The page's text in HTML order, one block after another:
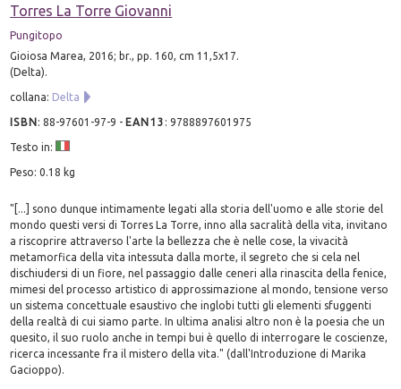
Torres La Torre Giovanni
Pungitopo
Gioiosa Marea, 2016; br., pp. 160, cm 11,5x17.
(Delta).
collana: Delta
ISBN:88-97601-97-9 - EAN13 :9788897601975
Testo in:
Peso: 0.18 kg
"[...] sono dunque intimamente legati alla storia dell'uomo e alle storie del
mondo questi versi di Torres La Torre, inno alla sacralità della vita, invitano
a riscoprire attraverso l'arte la bellezza che è nelle cose, la vivacità
metamorfica della vita intessuta dalla morte, il segreto che si cela nel
dischiudersi di un fiore, nel passaggio dalle ceneri alla rinascita della fenice,
mimesi del processo artistico di approssimazione al mondo, tensione verso
un sistema concettuale esaustivo che inglobi tutti gli elementi sfuggenti
della realtà di cui siamo parte. In ultima analisi altro non è la poesia che un
quesito, il suo ruolo anche in tempi bui è quello di interrogare le coscienze,
ricerca incessante fra il mistero della vita." (dall'Introduzione di Marika
Gacioppo).